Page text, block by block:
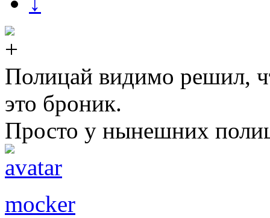
Полицай видимо решил,
это броник.
Просто у нынешних
mocker